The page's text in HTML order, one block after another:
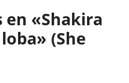
en «Shakira
(She